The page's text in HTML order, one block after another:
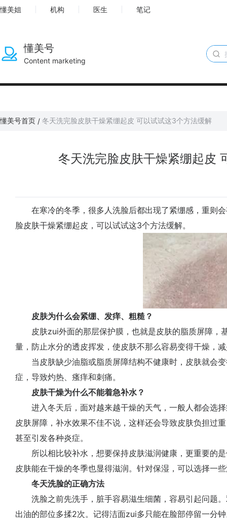
懂美姐 机构 医生 笔记
懂美号
Content marketing
懂美号首页 / 冬天洗完脸皮肤干燥紧绷起皮 可以试试这3个方法缓解
冬天洗完脸皮肤干燥紧绷起皮
在寒冷的冬季，很多人洗脸后都出现了紧绷感，重则会
脸皮肤干燥紧绷起皮，可以试试这3个方法缓解。
皮肤为什么会紧绷、发痒、粗糙？
皮肤zui外面的那层保护膜，也就是皮肤的脂质屏障，
量，防止水分的透皮挥发，使皮肤不那么容易变得干燥，
当皮肤缺少油脂或脂质屏障结构不健康时，皮肤就会变
症，导致灼热、瘙痒和刺痛。
皮肤干燥为什么不能着急补水？
进入冬天后，面对越来越干燥的天气，一般人都会选择
皮肤屏障，补水效果不佳不说，这样还会导致皮肤负担过
甚至引发各种炎症。
所以相比较补水，想要保持皮肤滋润健康，更重要的是
皮肤能在干燥的冬季也显得滋润。针对保湿，可以选择一
冬天洗脸的正确方法
洗脸之前先洗手，脏手容易滋生细菌，容易引起问题。
出油的部位多揉2次。记得洁面zui多只能在脸部停留一分